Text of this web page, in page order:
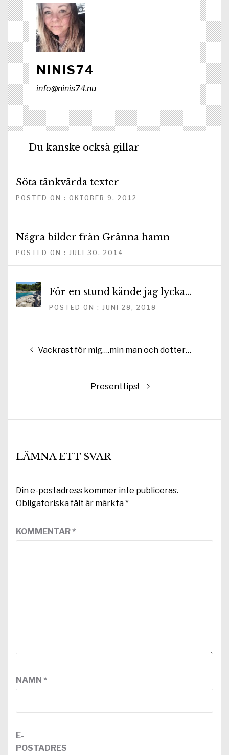
NINIS74
info@ninis74.nu
Du kanske också gillar
Söta tänkvärda texter
POSTED ON : OKTOBER 9, 2012
Några bilder från Gränna hamn
POSTED ON : JULI 30, 2014
För en stund kände jag lycka…
POSTED ON : JUNI 28, 2018
Inläggsnavigering
Föregående
Vackrast för mig….min man och dotter…
Nästa
Presenttips!
LÄMNA ETT SVAR
Din e-postadress kommer inte publiceras.
Obligatoriska fält är märkta*
KOMMENTAR*
NAMN *
E-
POSTADRES